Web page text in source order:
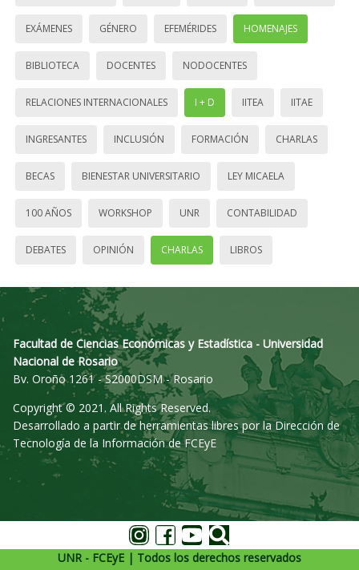
EXÁMENES GÉNERO EFEMÉRIDES HOMENAJES
BIBLIOTECA DOCENTES NODOCENTES
RELACIONES INTERNACIONALES I + D IITEA IITAE
INGRESANTES INCLUSIÓN FORMACIÓN CHARLAS
BECAS BIENESTAR UNIVERSITARIO LEY MICAELA
100 AÑOS WORKSHOP UNR CONTABILIDAD
DEBATES OPINIÓN CHARLAS LIBROS
Facultad de Ciencias Económicas y Estadística - Universidad
Nacional de Rosario
Bv. Oroño 1261 - S2000DSM - Rosario
Copyright © 2021. All Rights Reserved.
Desarrollado a partir de herramientas libres por la Dirección de
Tecnología de la Información de FCEyE
UNR - FCEyE | Todos los derechos reservados